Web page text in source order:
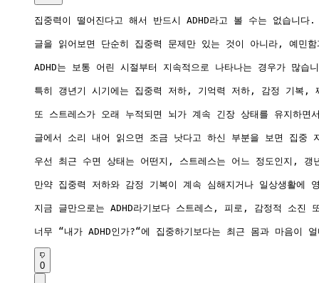
집중력이 떨어진다고 해서 반드시 ADHD라고 볼 수는 없습니다.
글을 읽어보면 단순히 집중력 문제만 있는 것이 아니라, 예민
ADHD는 보통 어린 시절부터 지속적으로 나타나는 경우가
특히 갱년기 시기에는 집중력 저하, 기억력 저하, 감정 기복,
또 스트레스가 오래 누적되면 뇌가 계속 긴장 상태를 유지하
글에서 소리 내어 읽으면 조금 낫다고 하신 부분을 보면 집중
우선 최근 수면 상태는 어떤지, 스트레스는 어느 정도인지, 갱
만약 집중력 저하와 감정 기복이 계속 심해지거나 일상생활에
지금 글만으로는 ADHD라기보다 스트레스, 피로, 감정적 소
너무 “내가 ADHD인가?“에 집중하기보다는 최근 몸과 마음이
0